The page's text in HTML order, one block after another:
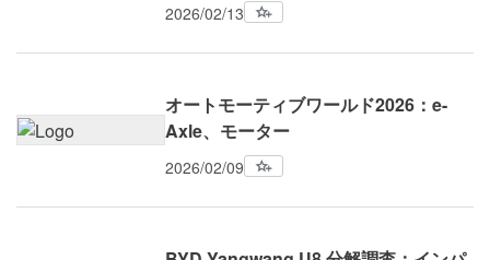
2026/02/13
オートモーティブワールド2026：e-
Axle、モーター
2026/02/09